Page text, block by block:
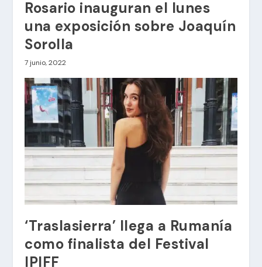
Rosario inauguran el lunes
una exposición sobre Joaquín
Sorolla
7 junio, 2022
‘Traslasierra’ llega a Rumanía
como finalista del Festival
IPIFF